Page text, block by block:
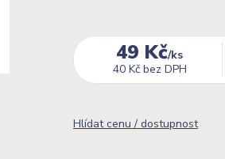
49 Kč/ks
40 Kč bez DPH
Hlídat cenu / dostupnost